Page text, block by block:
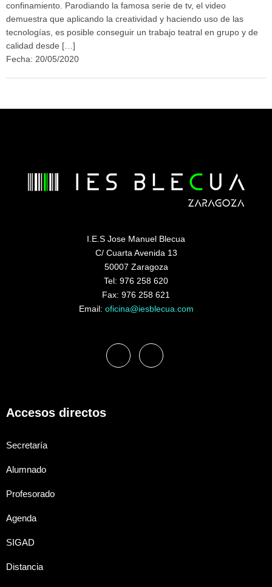
confinamiento. Parodiando la famosa serie de tv, el video
demuestra que aplicando la creatividad y haciendo uso de las
tecnologías, es posible conseguir un trabajo teatral en grupo y de
calidad desde […]
Fecha: 20/05/2020
I.E.S Jose Manuel Blecua
C/ Cuarta Avenida 13
50007 Zaragoza
Tel: 976 258 620
Fax: 976 258 621
Email: oficina@iesblecua.com
Accesos directos
Secretaría
Alumnado
Profesorado
Agenda
SIGAD
Distancia